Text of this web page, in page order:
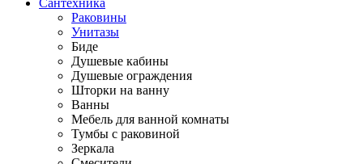
Сантехника
Раковины
Унитазы
Биде
Душевые кабины
Душевые ограждения
Шторки на ванну
Ванны
Мебель для ванной комнаты
Тумбы с раковиной
Зеркала